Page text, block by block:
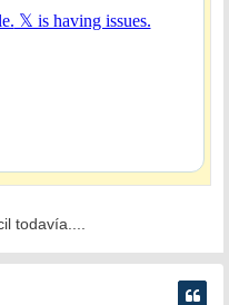
todavía....